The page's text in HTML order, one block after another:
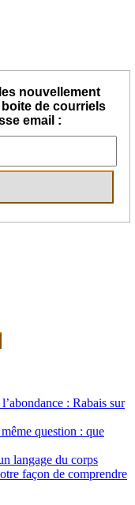
nouvellement
de courriels
email :
: Rabais sur
question : que
langage du corps
façon de comprendre